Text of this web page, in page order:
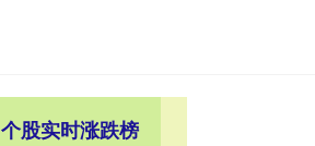
个股实时涨跌榜